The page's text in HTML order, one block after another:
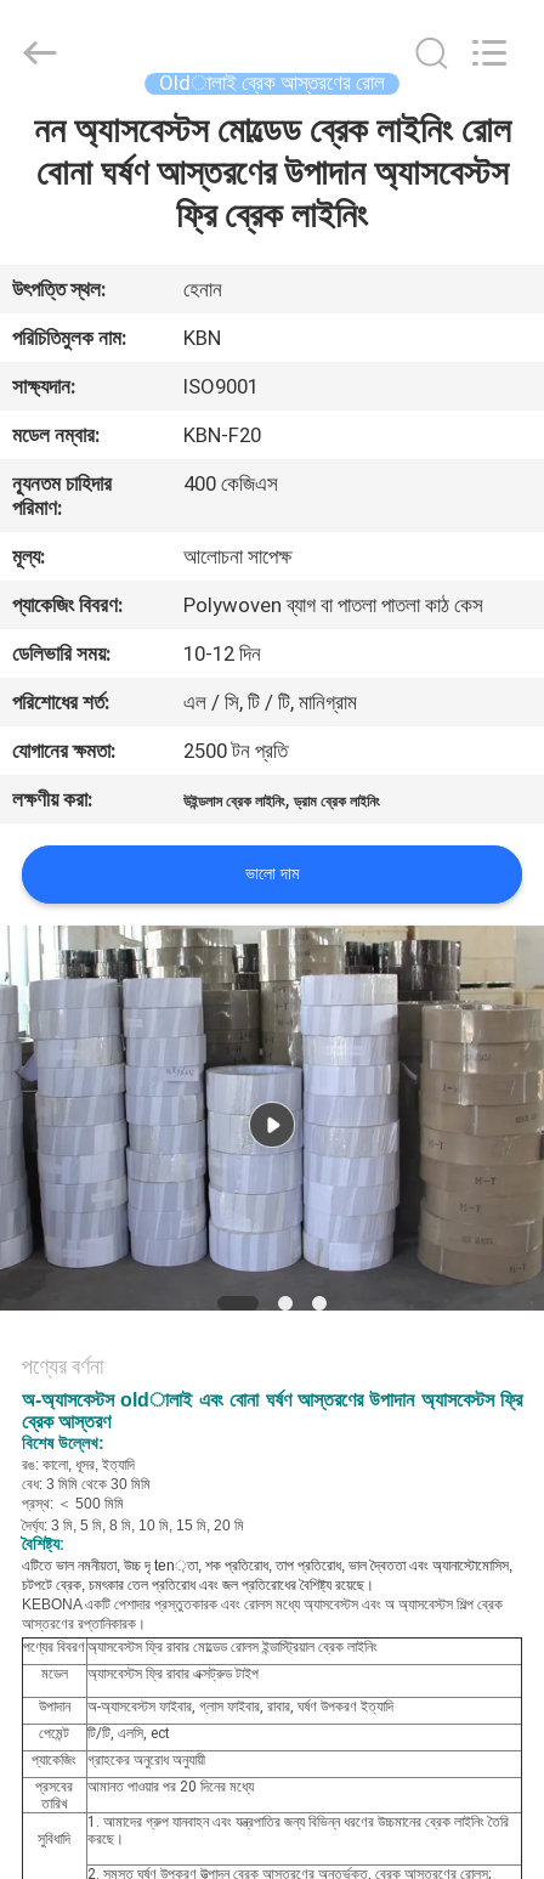
বাড়ি
আমাদের
সম্পর্কে
কারখানা
ভ্রমণ
নিয়ন্ত্রণ
যোগাযোগ
করুন
উদ্ধৃতির
জন্য
আবেদন
সাইট
ম্যাপ
PRIVACY
POLICY
Oldালাই ব্রেক আস্তরণের রোল
নন অ্যাসবেস্টস মোল্ডেড ব্রেক লাইনিং রোল
বোনা ঘর্ষণ আস্তরণের উপাদান অ্যাসবেস্টস
ফ্রি ব্রেক লাইনিং
উৎপত্তি স্থল:
হেনান
পরিচিতিমুলক নাম:
KBN
সাক্ষ্যদান:
ISO9001
মডেল নম্বার:
KBN-F20
ন্যূনতম চাহিদার
পরিমাণ:
400 কেজিএস
মূল্য:
আলোচনা সাপেক্ষ
প্যাকেজিং বিবরণ:
Polywoven ব্যাগ বা পাতলা পাতলা কাঠ কেস
ডেলিভারি সময়:
10-12 দিন
পরিশোধের শর্ত:
এল / সি, টি / টি, মানিগ্রাম
যোগানের ক্ষমতা:
2500 টন প্রতি
লক্ষণীয় করা:
উইন্ডলাস ব্রেক লাইনিং,ড্রাম ব্রেক লাইনিং
ভালো দাম
পণ্যের বর্ণনা
অ-অ্যাসবেস্টস oldালাই এবং বোনা ঘর্ষণ আস্তরণের উপাদান অ্যাসবেস্টস ফ্রি
ব্রেক আস্তরণ
বিশেষ উল্লেখ:
রঙ: কালো, ধূসর, ইত্যাদি
বেধ: 3 মিমি থেকে 30 মিমি
প্রস্থ: ＜ 500 মিমি
দৈর্ঘ্য: 3 মি, 5 মি, 8 মি, 10 মি, 15 মি, 20 মি
বৈশিষ্ট্য:
এটিতে ভাল নমনীয়তা, উচ্চ দৃ ten়তা, শক প্রতিরোধ, তাপ প্রতিরোধ, ভাল দ্বৈততা এবং অ্যানাস্টোমোসিস,
চটপটে ব্রেক, চমৎকার তেল প্রতিরোধ এবং জল প্রতিরোধের বৈশিষ্ট্য রয়েছে।
KEBONA একটি পেশাদার প্রস্তুতকারক এবং রোলস মধ্যে অ্যাসবেস্টস এবং অ অ্যাসবেস্টস শিল্প ব্রেক
আস্তরণের রপ্তানিকারক।
পণ্যের বিবরণঅ্যাসবেস্টস ফ্রি রাবার মোল্ডেড রোলস ইন্ডাস্ট্রিয়াল ব্রেক লাইনিং
মডেল
অ্যাসবেস্টস ফ্রি রাবার এক্সট্রুড টাইপ
উপাদান
অ-অ্যাসবেস্টস ফাইবার, গ্লাস ফাইবার, রাবার, ঘর্ষণ উপকরণ ইত্যাদি
পেমেন্ট
টি/টি, এলসি, ect
প্যাকেজিং
গ্রাহকের অনুরোধ অনুযায়ী
প্রসবের
তারিখ
আমানত পাওয়ার পর 20 দিনের মধ্যে
সুবিধাদি
1. আমাদের গ্রুপ যানবাহন এবং যন্ত্রপাতির জন্য বিভিন্ন ধরণের উচ্চমানের ব্রেক লাইনিং তৈরি
করছে।
2. সমস্ত ঘর্ষণ উপকরণ উত্পাদন ব্রেক আস্তরণের অন্তর্ভুক্ত, ব্রেক আস্তরণের রোলস;